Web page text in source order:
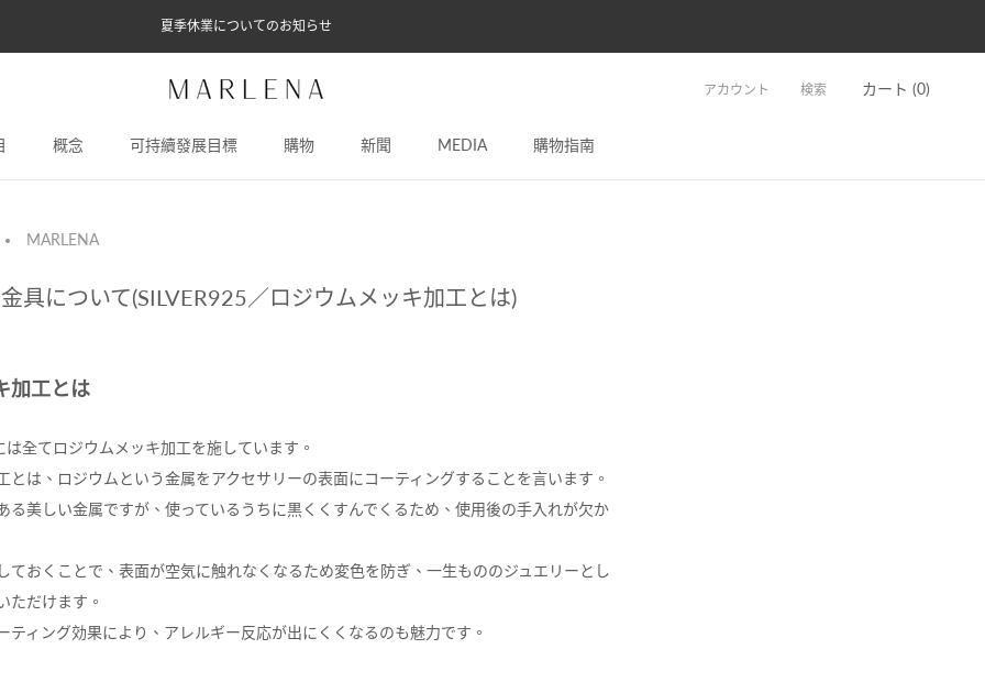
夏季休業についてのお知らせ
概念
可持續發展目標
購物
新聞
MEDIA
購物指南
アカウント 検索 カート (0)
次へ
MARLENA
具について(SILVER925／ロジウムメッキ加工とは)
加工とは
は全てロジウムメッキ加工を施しています。
とは、ロジウムという金属をアクセサリーの表面にコーティングすることを言います。
る美しい金属ですが、使っているうちに黒くくすんでくるため、使用後の手入れが欠か
ておくことで、表面が空気に触れなくなるため変色を防ぎ、一生もののジュエリーとし
ただけます。
ティング効果により、アレルギー反応が出にくくなるのも魅力です。